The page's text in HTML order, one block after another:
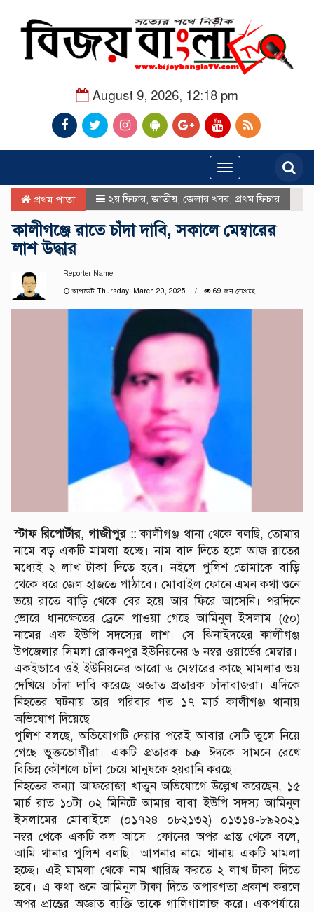
August 9, 2026, 12:18 pm
Toggle
navigation
প্রথম পাতা ২য় ফিচার ,জাতীয় জেলার খবর প্রথম ফিচার
কালীগঞ্জে রাতে চাঁদা দাবি, সকালে মেম্বারের
লাশ উদ্ধার
Reporter Name
আপডেট Thursday, March 20, 2025
69 জন দেখেছে
স্টাফ রিপোর্টার, গাজীপুর ::কালীগঞ্জ থানা থেকে বলছি, তোমার
নামে বড় একটি মামলা হচ্ছে। নাম বাদ দিতে হলে আজ রাতের
মধ্যেই ২ লাখ টাকা দিতে হবে। নইলে পুলিশ তোমাকে বাড়ি
থেকে ধরে জেল হাজতে পাঠাবে। মোবাইল ফোনে এমন কথা শুনে
ভয়ে রাতে বাড়ি থেকে বের হয়ে আর ফিরে আসেনি। পরদিনে
ভোরে ধানক্ষেতের ড্রেনে পাওয়া গেছে আমিনুল ইসলাম (৫০)
নামের এক ইউপি সদস্যের লাশ। সে ঝিনাইদহের কালীগঞ্জ
উপজেলার সিমলা রোকনপুর ইউনিয়নের ৬ নম্বর ওয়ার্ডের মেম্বার।
একইভাবে ওই ইউনিয়নের আরো ৬ মেম্বারের কাছে মামলার ভয়
দেখিয়ে চাঁদা দাবি করেছে অজ্ঞাত প্রতারক চাঁদাবাজরা। এদিকে
নিহতের ঘটনায় তার পরিবার গত ১৭ মার্চ কালীগঞ্জ থানায়
অভিযোগ দিয়েছে।
পুলিশ বলছে, অভিযোগটি দেয়ার পরেই আবার সেটি তুলে নিয়ে
গেছে ভুক্তভোগীরা। একটি প্রতারক চক্র ঈদকে সামনে রেখে
বিভিন্ন কৌশলে চাঁদা চেয়ে মানুষকে হয়রানি করছে।
নিহতের কন্যা আফরোজা খাতুন অভিযোগে উল্লেখ করেছেন, ১৫
মার্চ রাত ১০টা ০২ মিনিটে আমার বাবা ইউপি সদস্য আমিনুল
ইসলামের মোবাইলে (০১৭২৪ ০৮২১৩২) ০১৩১৪-৮৯২০২১
নম্বর থেকে একটি কল আসে। ফোনের অপর প্রান্ত থেকে বলে,
আমি থানার পুলিশ বলছি। আপনার নামে থানায় একটি মামলা
হচ্ছে। এই মামলা থেকে নাম খারিজ করতে ২ লাখ টাকা দিতে
হবে। এ কথা শুনে আমিনুল টাকা দিতে অপারগতা প্রকাশ করলে
অপর প্রান্তের অজ্ঞাত ব্যক্তি তাকে গালিগালাজ করে। একপর্যায়ে